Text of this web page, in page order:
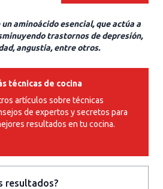
aminoácido esencial, que actúa a
trastornos de depresión,
angustia, entre otros.
técnicas de cocina
artículos sobre técnicas
de expertos y secretos para
resultados en tu cocina.
resultados?